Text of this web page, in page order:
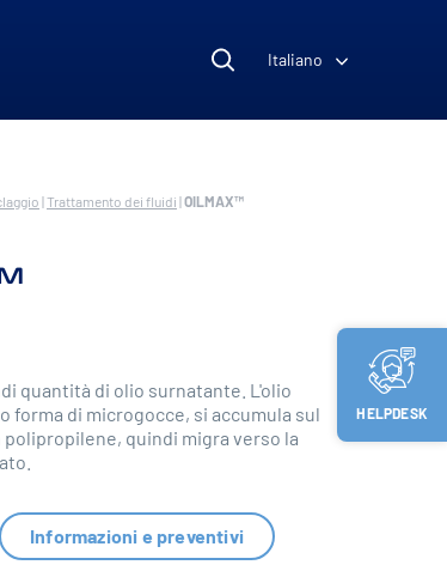
HELPDESK
Italiano
|Trattamento dei fluidi |OILMAX™
quantità di olio surnatante. L'olio
forma di microgocce, si accumula sul
quindi migra verso la
Informazioni e preventivi